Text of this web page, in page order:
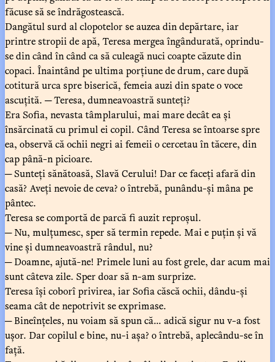
făcuse să se îndrăgostească.
Dangătul surd al clopotelor se auzea din depărtare, iar
printre stropii de apă, Teresa mergea îngândurată, oprindu-
se din când în când ca să culeagă nuci coapte căzute din
copaci. Înaintând pe ultima porțiune de drum, care după
cotitură urca spre biserică, femeia auzi din spate o voce
ascuțită. ─ Teresa, dumneavoastră sunteți?
Era Sofia, nevasta tâmplarului, mai mare decât ea și
însărcinată cu primul ei copil. Când Teresa se întoarse spre
ea, observă că ochii negri ai femeii o cercetau în tăcere, din
cap până-n picioare.
─ Sunteți sănătoasă, Slavă Cerului! Dar ce faceți afară din
casă? Aveți nevoie de ceva? o întrebă, punându-și mâna pe
pântec.
Teresa se comportă de parcă fi auzit reproșul.
─ Nu, mulțumesc, sper să termin repede. Mai e puțin și vă
vine și dumneavoastră rândul, nu?
─ Doamne, ajută-ne! Primele luni au fost grele, dar acum mai
sunt câteva zile. Sper doar să n-am surprize.
Teresa își coborî privirea, iar Sofia căscă ochii, dându-și
seama cât de nepotrivit se exprimase.
─ Bineînțeles, nu voiam să spun că... adică sigur nu v-a fost
ușor. Dar copilul e bine, nu-i așa? o întrebă, aplecându-se în
față.